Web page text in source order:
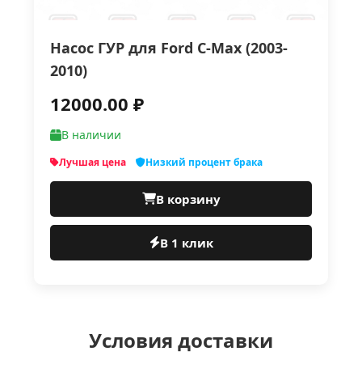
Насос ГУР для Ford C-Max (2003-
2010)
12000.00 ₽
В наличии
Лучшая цена Низкий процент брака
В корзину
В 1 клик
Условия доставки